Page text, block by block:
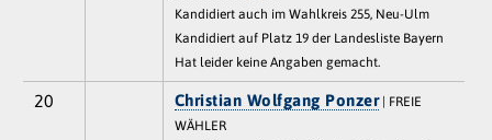
Kandidiert auch im Wahlkreis 255, Neu-Ulm
Kandidiert auf Platz 19 der Landesliste Bayern
Hat leider keine Angaben gemacht.
20 Christian Wolfgang Ponzer| FREIE
WÄHLER